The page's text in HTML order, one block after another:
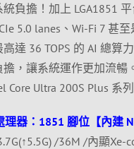
負擔！加上 LGA1851
5.0 lanes、Wi-Fi 7 甚
達 36 TOPS 的 AI 總算
，讓系統運作更加流
Ultra 200S Plus 系
器：1851 腳位【內建
/36M /內顯Xe-